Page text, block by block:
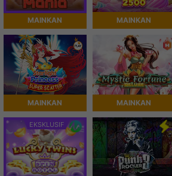
MAINKAN MAINKAN
MAINKAN MAINKAN
EKSKLUSIF